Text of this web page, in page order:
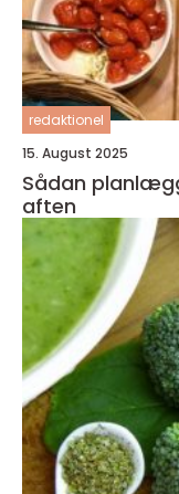
redaktionel
15. August 2025
Sådan
aften